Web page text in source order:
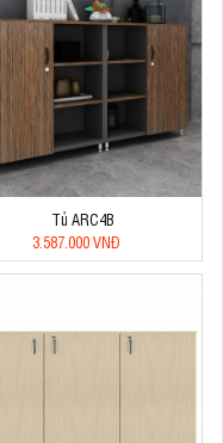
Tủ ARC4B
3.587.000 VNĐ